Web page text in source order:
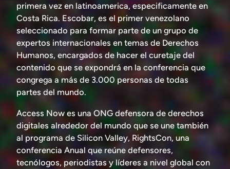
primera vez en latinoamerica, especificamente en
Costa Rica. Escobar, es el primer venezolano
seleccionado para formar parte de un grupo de
expertos internacionales en temas de Derechos
Humanos, encargados de hacer el curetaje del
contenido que se expondrá en la conferencia que
congrega a más de 3.000 personas de todas
partes del mundo.
Access Now es una ONG defensora de derechos
digitales alrededor del mundo que se une también
al programa de Silicon Valley, RightsCon, una
conferencia Anual que reúne defensores,
tecnólogos, periodistas y líderes a nivel global con